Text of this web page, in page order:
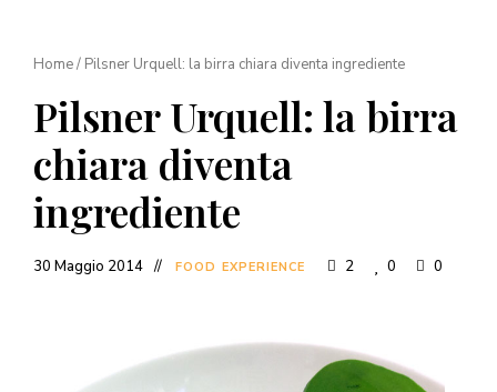
Home/ Pilsner Urquell: la birra chiara diventa ingrediente
Pilsner Urquell: la birra
chiara diventa
ingrediente
30 Maggio 2014 FOOD EXPERIENCE 2 0 0